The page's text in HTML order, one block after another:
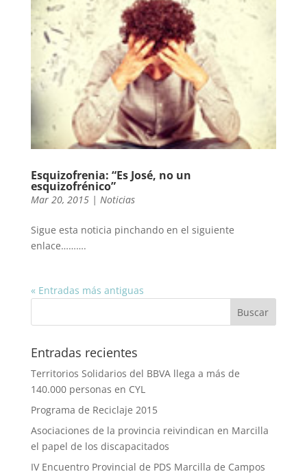
Esquizofrenia: “Es José, no un
esquizofrénico”
Mar 20, 2015| Noticias
Sigue esta noticia pinchando en el siguiente
enlace……….
« Entradas más antiguas
Entradas recientes
Territorios Solidarios del BBVA llega a más de
140.000 personas en CYL
Programa de Reciclaje 2015
Asociaciones de la provincia reivindican en Marcilla
el papel de los discapacitados
IV Encuentro Provincial de PDS Marcilla de Campos